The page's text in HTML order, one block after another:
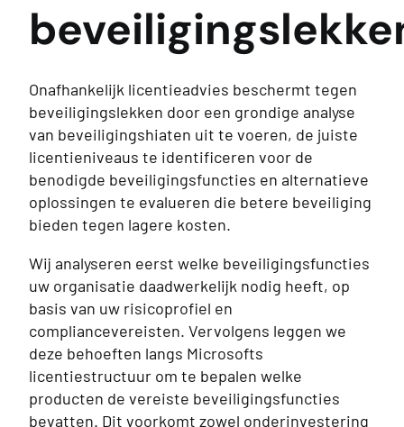
Onafhankelijk licentieadvies beschermt tegen
beveiligingslekken door een grondige analyse
van beveiligingshiaten uit te voeren, de juiste
licentieniveaus te identificeren voor de
benodigde beveiligingsfuncties en alternatieve
oplossingen te evalueren die betere beveiliging
bieden tegen lagere kosten.
Wij analyseren eerst welke beveiligingsfuncties
uw organisatie daadwerkelijk nodig heeft, op
basis van uw risicoprofiel en
compliancevereisten. Vervolgens leggen we
deze behoeften langs Microsofts
licentiestructuur om te bepalen welke
producten de vereiste beveiligingsfuncties
bevatten. Dit voorkomt zowel onderinvestering